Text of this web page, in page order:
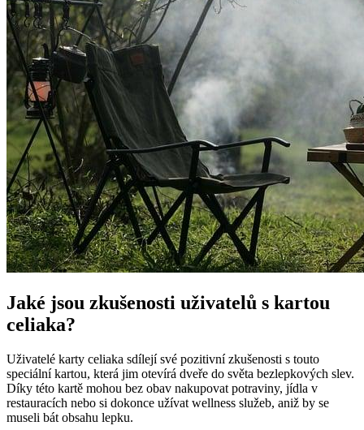
Jaké jsou zkušenosti uživatelů s kartou
celiaka?
Uživatelé karty celiaka sdílejí své pozitivní zkušenosti s touto
speciální kartou, která jim otevírá dveře do světa bezlepkových slev.
Díky této kartě mohou bez obav nakupovat potraviny, jídla v
restauracích nebo si dokonce užívat wellness služeb, aniž by se
museli bát obsahu lepku.